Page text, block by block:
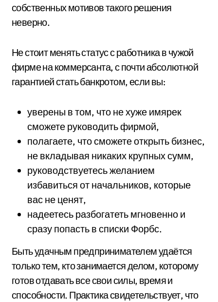
собственных мотивов такого решения
неверно.
Не стоит менять статус с работника в чужой
фирме на коммерсанта, с почти абсолютной
гарантией стать банкротом, если вы:
уверены в том, что не хуже имярек
сможете руководить фирмой,
полагаете, что сможете открыть бизнес,
не вкладывая никаких крупных сумм,
руководствуетесь желанием
избавиться от начальников, которые
вас не ценят,
надеетесь разбогатеть мгновенно и
сразу попасть в списки Форбс.
Быть удачным предпринимателем удаётся
только тем, кто занимается делом, которому
готов отдавать все свои силы, время и
способности. Практика свидетельствует, что